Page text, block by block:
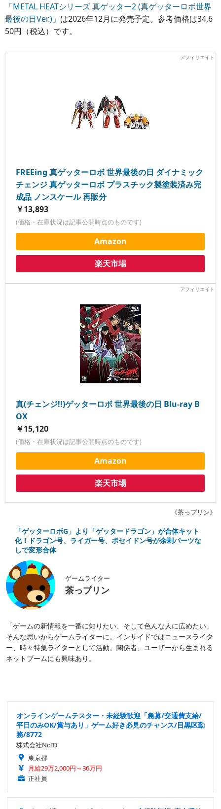
「METAL HEATシリーズ 真ゲッター2 (真ゲッターロボ世界
最後の日Ver.)」 は2026年12月に発売予定。参考価格は34,6
50円（税込）です。
FREEing 真ゲッターロボ 世界最後の日 ダイナミック
チェンジ 真ゲッターロボ プラスチック製塗装済み完
成品 ノンスケール 再販分
￥13,893
(価格・在庫状況は記事公開時点のものです)
Amazon
楽天市場
真(チェンジ!!)ゲッターロボ 世界最後の日 Blu-ray B
OX
￥15,120
(価格・在庫状況は記事公開時点のものです)
Amazon
楽天市場
《茶っプリン》
「ゲッターロボG」より「ゲッタードラゴン」が合体キット
化！ドラゴン号、ライガー号、ポセイドン号が余剰パーツな
しで変形合体
ゲームライター
茶っプリン
「ゲームの新情報を一番に知りたい、そして色んな人に広めたい」
そんな思いからゲームライターに。インサイドではニュースライタ
ー、時々特集ライターとして活動。関係者、ユーザーから生まれる
ネットブームにも興味あり。
オンラインゲームテスター・未経験歓迎「急募/交通費支給/
平日のみOK/賞与あり」ゲーム好き必見のチャンス/目黒区勤
務/8772
株式会社NoID
東京都
月給29万2,000円～36万円
正社員